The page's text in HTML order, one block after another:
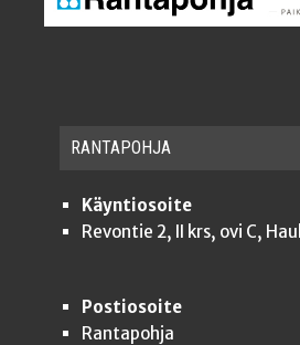
RAN­TA­POH­JA
Käyntiosoite
Revontie 2, II krs, ovi C,
Postiosoite
Rantapohja